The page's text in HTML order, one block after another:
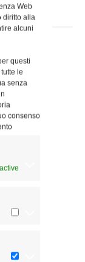
Web
diritto alla
alcuni
questi
le
senza
consenso
al fianco